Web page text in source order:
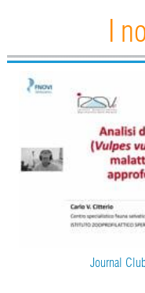
I
Journal